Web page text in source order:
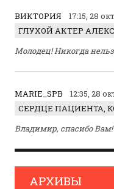
ВИКТОРИЯ
17:15, 28
Молодец! Никогда
MARIE_SPB
12:35, 28
Владимир, спасибо Вам!
АРХИВЫ